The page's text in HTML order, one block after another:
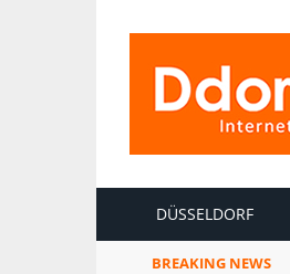
DÜSSELDORF
BREAKING NEWS